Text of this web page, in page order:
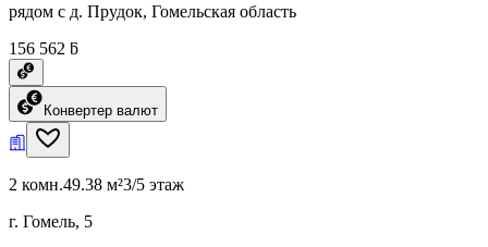
рядом с д. Прудок, Гомельская область
156 562 ƃ
Конвертер валют
2 комн.49.38 м²3/5 этаж
г. Гомель, 5